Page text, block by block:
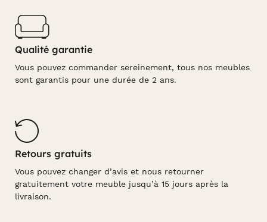
Qualité garantie
Vous pouvez commander sereinement, tous nos meubles
sont garantis pour une durée de 2 ans.
Retours gratuits
Vous pouvez changer d’avis et nous retourner
gratuitement votre meuble jusqu’à 15 jours après la
livraison.